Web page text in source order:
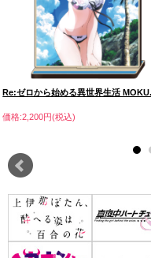
Re:ゼロから始める異世界生活
価格:2,200円(税込)